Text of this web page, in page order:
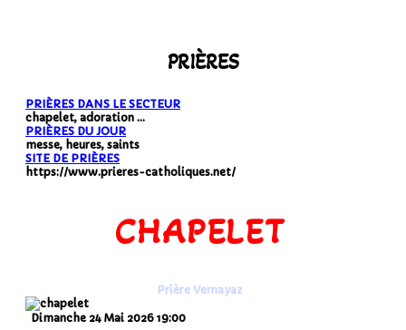
PRIÈRES
PRIÈRES DANS LE SECTEUR
chapelet, adoration ...
PRIÈRES DU JOUR
messe, heures, saints
SITE DE PRIÈRES
https://www.prieres-catholiques.net/
CHAPELET
Prière Vernayaz
Dimanche 24 Mai 2026 19:00